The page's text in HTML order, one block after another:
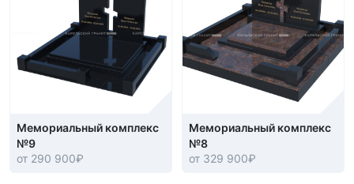
Мемориальный комплекс
№9
от 290 900₽
Мемориальный комплекс
№8
от 329 900₽